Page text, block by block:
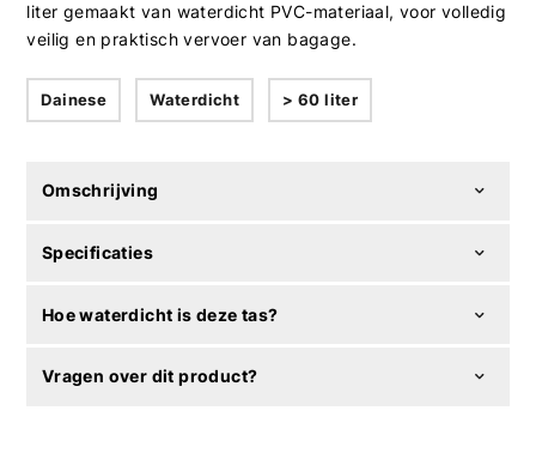
liter gemaakt van waterdicht PVC-materiaal, voor volledig
veilig en praktisch vervoer van bagage.
Dainese Waterdicht > 60 liter
Omschrijving
Specificaties
Hoe waterdicht is deze tas?
Vragen over dit product?